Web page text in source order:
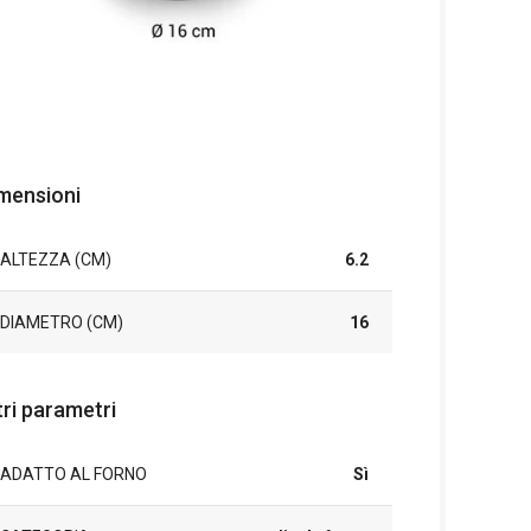
ALTEZZA (CM) 6.2
DIAMETRO (CM) 16
parametri
ADATTO AL FORNO Sì